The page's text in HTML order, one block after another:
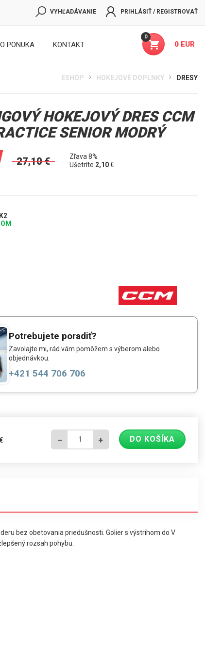
VYHĽADÁVANIE PRIHLÁSIŤ / REGISTROVAŤ
0
0 EUR
PONUKA KONTAKT
ESHOP HOKEJOVÉ DOPLNKY DRESY
HOKEJOVÝ DRES CCM
SENIOR MODRÝ
27,10€
Zľava 8%
Ušetríte 2,10€
Potrebujete poradiť?
Zavolajte mi, rád vám pomôžem s výberom alebo
objednávkou.
+421 544 706 706
− + DO KOŠÍKA
bez obetovania priedušnosti. Golier s výstrihom do V
rozsah pohybu.